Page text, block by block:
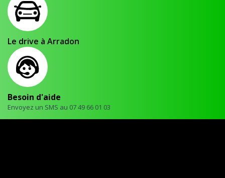
Le drive à Arradon
Besoin d'aide
Envoyez un SMS au 07 49 66 01 03